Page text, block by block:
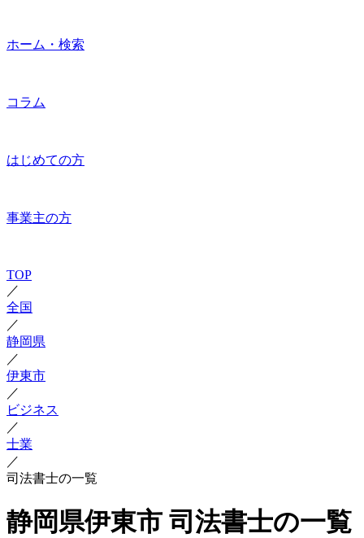
ホーム・検索
コラム
はじめての方
事業主の方
TOP
／
全国
／
静岡県
／
伊東市
／
ビジネス
／
士業
／
司法書士の一覧
静岡県伊東市 司法書士の一覧